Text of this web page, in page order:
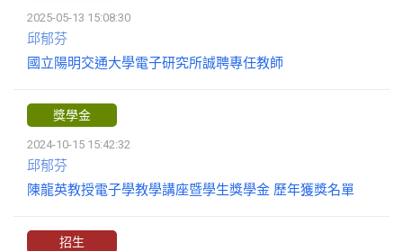
2025-05-13 15:08:30
邱郁芬
國立陽明交通大學電子研究所誠聘專任教師
獎學金
2024-10-15 15:42:32
邱郁芬
陳龍英教授電子學教學講座暨學生獎學金 歷年獲獎名單
招生